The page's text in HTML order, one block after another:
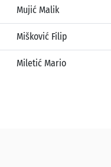
Mujić Malik
Mišković Filip
Miletić Mario